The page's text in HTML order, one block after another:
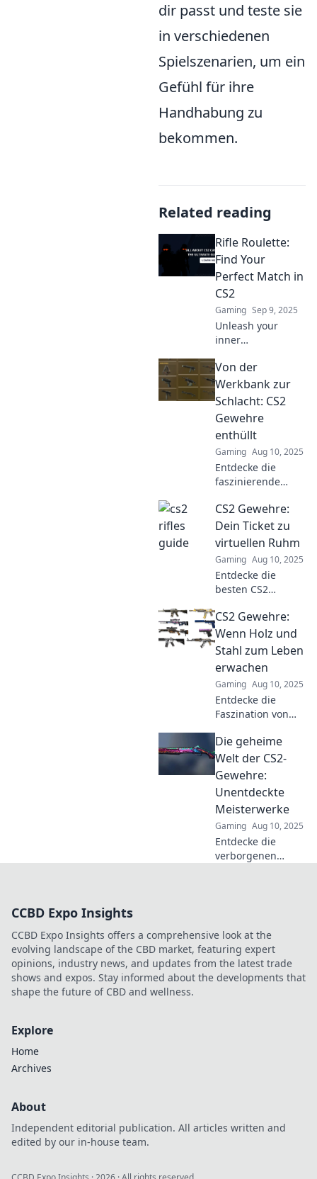
dir passt und teste sie
in verschiedenen
Spielszenarien, um ein
Gefühl für ihre
Handhabung zu
bekommen.
Related reading
Rifle Roulette:
Find Your
Perfect Match in
CS2
Gaming Sep 9, 2025
Unleash your
inner
Discover the
ultimate guide to
finding your
perfect rifle match
in CS2 and
dominate the
battlefield!
Von der
Werkbank zur
Schlacht: CS2
Gewehre
enthüllt
Gaming Aug 10, 2025
Entdecke die
faszinierende
Gewehre von der
Werkbank zur
Schlacht und
enthülle die
Geheimnisse
hinter ihren
Designs!
CS2 Gewehre:
Dein Ticket zu
virtuellen Ruhm
Gaming Aug 10, 2025
Entdecke die
besten CS2
steigere deinen
virtuellen Ruhm!
Tipps, Tricks und
Strategien für den
Sieg in der
Gaming-Welt
warten auf dich!
CS2 Gewehre:
Wenn Holz und
Stahl zum Leben
erwachen
Gaming Aug 10, 2025
Entdecke die
Faszination von
Holz und Stahl in
aufregenden
Designs
verschmelzen.
Lass dich von
einzigartigen
Waffen
verzaubern!
Die geheime
Welt der CS2-
Gewehre:
Unentdeckte
Meisterwerke
Gaming Aug 10, 2025
Entdecke die
verborgenen
Tauche ein in die
geheime Welt der
Waffenkunst.
CCBD Expo Insights
CCBD Expo Insights offers a comprehensive look at the
evolving landscape of the CBD market, featuring expert
opinions, industry news, and updates from the latest trade
shows and expos. Stay informed about the developments that
shape the future of CBD and wellness.
Explore
Home
Archives
About
Independent editorial publication. All articles written and
edited by our in-house team.